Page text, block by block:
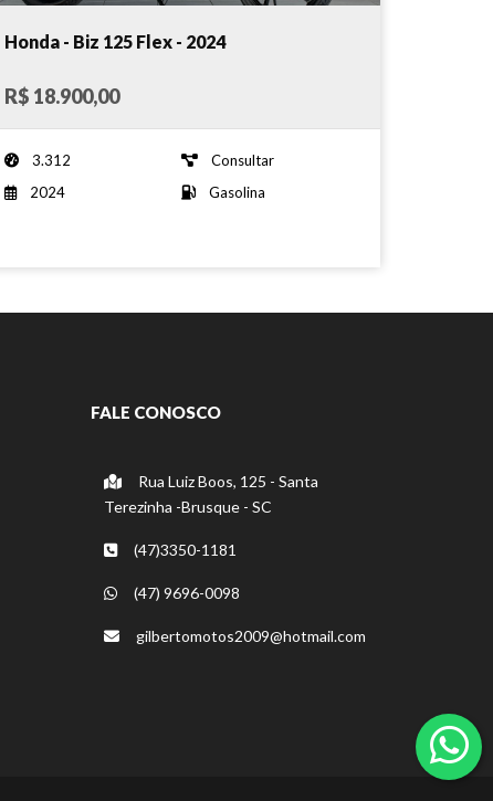
Honda - Biz 125 Flex - 2024
R$ 18.900,00
3.312
Consultar
2024
Gasolina
FALE CONOSCO
Rua Luiz Boos, 125 - Santa
Terezinha -Brusque - SC
(47)3350-1181
(47) 9696-0098
gilbertomotos2009@hotmail.com